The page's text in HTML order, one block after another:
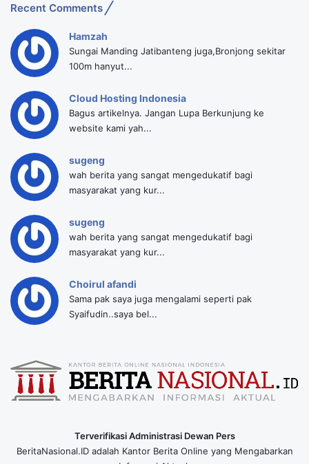
Recent Comments
Hamzah
Sungai Manding Jatibanteng juga,Bronjong sekitar
100m hanyut...
Cloud Hosting Indonesia
Bagus artikelnya. Jangan Lupa Berkunjung ke
website kami yah...
sugeng
wah berita yang sangat mengedukatif bagi
masyarakat yang kur...
sugeng
wah berita yang sangat mengedukatif bagi
masyarakat yang kur...
Choirul afandi
Sama pak saya juga mengalami seperti pak
Syaifudin..saya bel...
Terverifikasi Administrasi Dewan Pers
BeritaNasional.ID adalah Kantor Berita Online yang Mengabarkan